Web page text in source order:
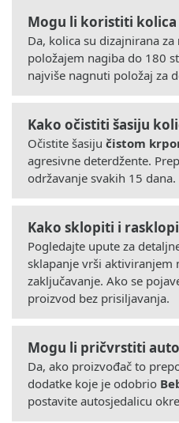
Mogu li koristiti kolica
Da, kolica su dizajnirana za
položajem nagiba do 180
najviše nagnuti položaj za
Kako očistiti šasiju
Očistite šasiju čistom
agresivne deterdžente.
održavanje svakih 15 dana.
Kako sklopiti i
Pogledajte upute za
sklapanje vrši aktiviranjem
zaključavanje. Ako se
proizvod bez prisiljavanja.
Mogu li pričvrstiti
Da, ako proizvođač to
dodatke koje je odobrio
postavite autosjedalicu